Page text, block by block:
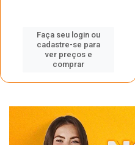
Faça seu login ou
cadastre-se para
ver preços e
comprar